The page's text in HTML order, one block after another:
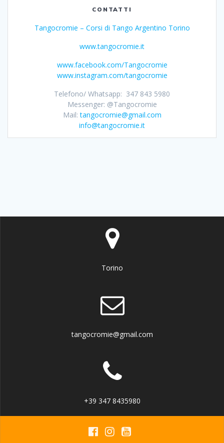
CONTATTI
Tangocromie – Corsi di Tango Argentino Torino
www.tangocromie.it
www.facebook.com/Tangocromie
www.instagram.com/tangocromie
Telefono/ Whatsapp: 347 843 5980
Messenger: @Tangocromie
Mail:tangocromie@gmail.com
info@tangocromie.it
Torino
tangocromie@gmail.com
+39 347 8435980